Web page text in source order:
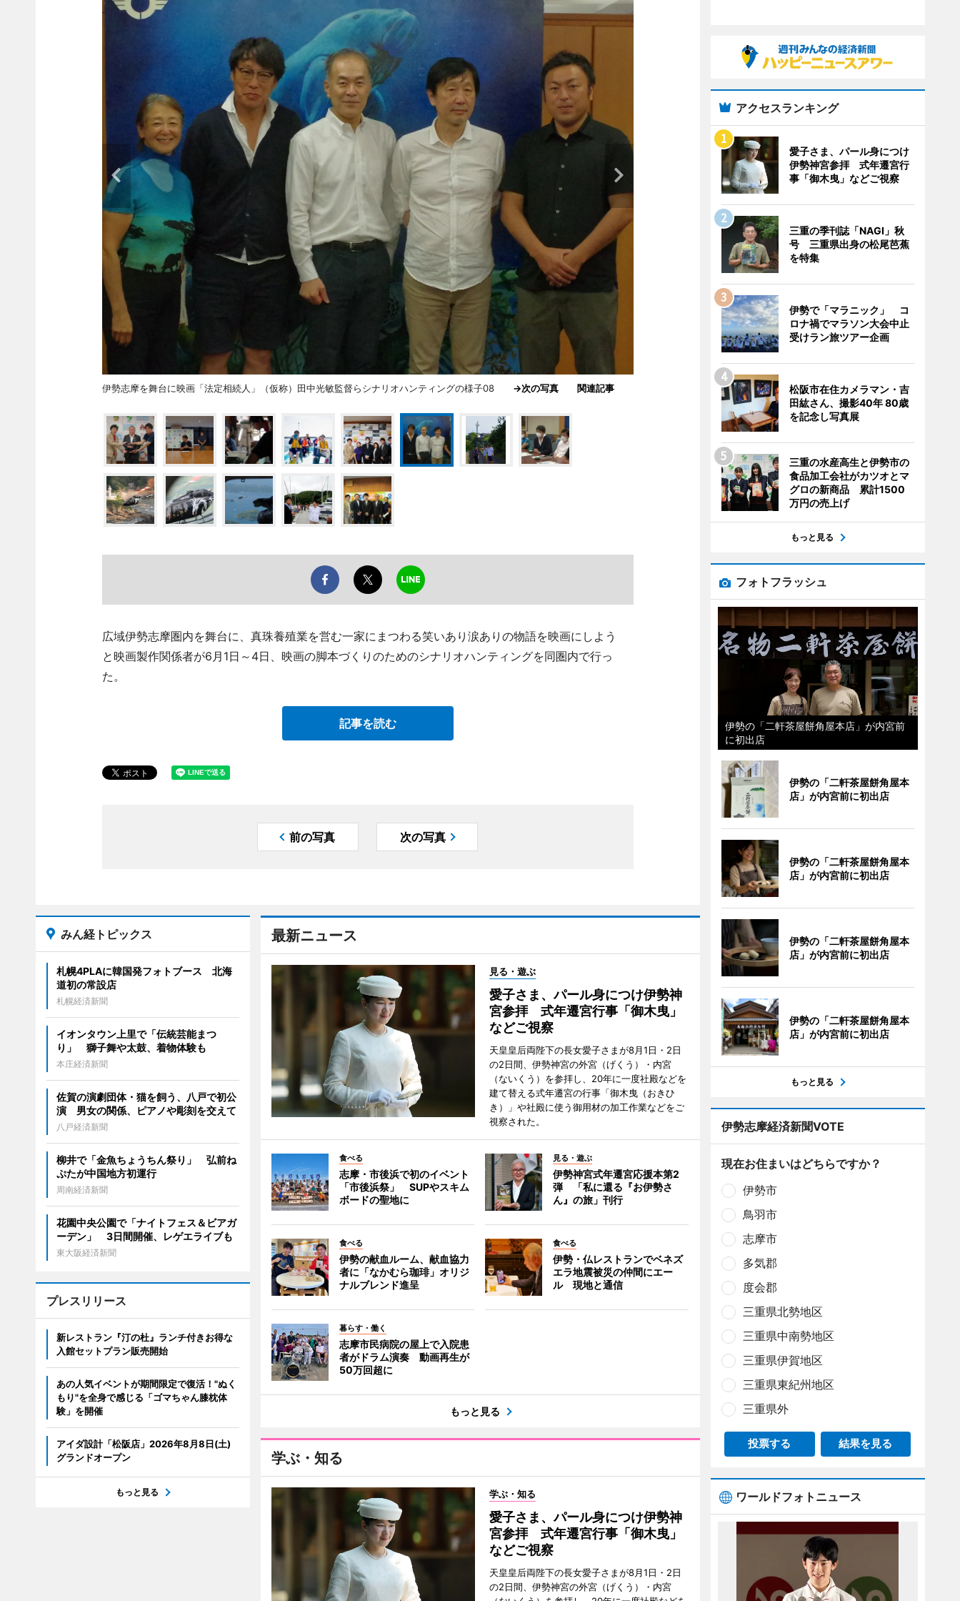
伊勢志摩を舞台に映画「法定相続人」（仮称）田中光敏監督らシナリオハンティングの様子08 →次の写真 関連記事
広域伊勢志摩圏内を舞台に、真珠養殖業を営む一家にまつわる笑いあり涙ありの物語を映画にしよう
と映画製作関係者が6月1日～4日、映画の脚本づくりのためのシナリオハンティングを同圏内で行っ
た。
記事を読む
前の写真 次の写真
最新ニュース
見る・遊ぶ
愛子さま、パール身につけ伊勢神
宮参拝 式年遷宮行事「御木曳」
などご視察
天皇皇后両陛下の長女愛子さまが8月1日・2日
の2日間、伊勢神宮の外宮（げくう）・内宮
（ないくう）を参拝し、20年に一度社殿などを
建て替える式年遷宮の行事「御木曳（おきひ
き）」や社殿に使う御用材の加工作業などをご
視察された。
食べる
志摩・市後浜で初のイベント
「市後浜祭」 SUPやスキム
ボードの聖地に
見る・遊ぶ
伊勢神宮式年遷宮応援本第2
弾 「私に還る『お伊勢さ
ん』の旅」刊行
食べる
伊勢の献血ルーム、献血協力
者に「なかむら珈琲」オリジ
ナルブレンド進呈
食べる
伊勢・仏レストランでベネズ
エラ地震被災の仲間にエー
ル 現地と通信
暮らす・働く
志摩市民病院の屋上で入院患
者がドラム演奏 動画再生が
50万回超に
もっと見る
学ぶ・知る
学ぶ・知る
愛子さま、パール身につけ伊勢神
宮参拝 式年遷宮行事「御木曳」
などご視察
天皇皇后両陛下の長女愛子さまが8月1日・2日
の2日間、伊勢神宮の外宮（げくう）・内宮
みん経トピックス
札幌4PLAに韓国発フォトブース 北海
道初の常設店
札幌経済新聞
イオンタウン上里で「伝統芸能まつ
り」 獅子舞や太鼓、着物体験も
本庄経済新聞
佐賀の演劇団体・猫を飼う、八戸で初公
演 男女の関係、ピアノや彫刻を交えて
八戸経済新聞
柳井で「金魚ちょうちん祭り」 弘前ね
ぷたが中国地方初運行
周南経済新聞
花園中央公園で「ナイトフェス＆ビアガ
ーデン」 3日間開催、レゲエライブも
東大阪経済新聞
プレスリリース
新レストラン『汀の杜』ランチ付きお得な
入館セットプラン販売開始
あの人気イベントが期間限定で復活！"ぬく
もり"を全身で感じる「ゴマちゃん膝枕体
験」を開催
アイダ設計「松阪店」2026年8月8日(土)
グランドオープン
もっと見る
アクセスランキング
愛子さま、パール身につけ
伊勢神宮参拝 式年遷宮行
事「御木曳」などご視察
三重の季刊誌「NAGI」秋
号 三重県出身の松尾芭蕉
を特集
伊勢で「マラニック」 コ
ロナ禍でマラソン大会中止
受けラン旅ツアー企画
松阪市在住カメラマン・吉
田紘さん、撮影40年 80歳
を記念し写真展
三重の水産高生と伊勢市の
食品加工会社がカツオとマ
グロの新商品 累計1500
万円の売上げ
もっと見る
フォトフラッシュ
伊勢の「二軒茶屋餅角屋本店」が内宮前
に初出店
伊勢の「二軒茶屋餅角屋本
店」が内宮前に初出店
伊勢の「二軒茶屋餅角屋本
店」が内宮前に初出店
伊勢の「二軒茶屋餅角屋本
店」が内宮前に初出店
伊勢の「二軒茶屋餅角屋本
店」が内宮前に初出店
もっと見る
伊勢志摩経済新聞VOTE
現在お住まいはどちらですか？
伊勢市
鳥羽市
志摩市
多気郡
度会郡
三重県北勢地区
三重県中南勢地区
三重県伊賀地区
三重県東紀州地区
三重県外
投票する 結果を見る
ワールドフォトニュース